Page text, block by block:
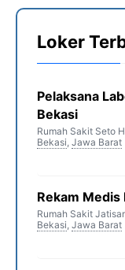
Loker
Pelaksana
Bekasi
Rumah Sakit Seto
Bekasi, Jawa Barat
Rekam Medis
Rumah Sakit
Bekasi, Jawa Barat